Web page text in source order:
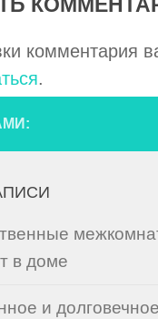
комментария
.
в доме
и